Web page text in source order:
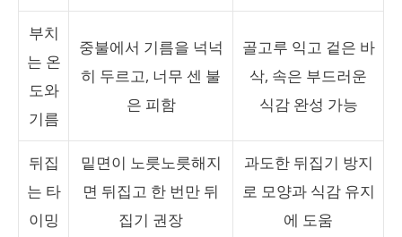
부치
는 온
도와
기름
중불에서 기름을 넉넉
히 두르고, 너무 센 불
은 피함
골고루 익고 겉은 바
삭, 속은 부드러운
식감 완성 가능
뒤집
는 타
이밍
밑면이 노릇노릇해지
면 뒤집고 한 번만 뒤
집기 권장
과도한 뒤집기 방지
로 모양과 식감 유지
에 도움